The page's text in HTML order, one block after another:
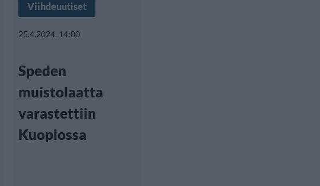
Viihdeuutiset
25.4.2024, 14:00
Speden
muistolaatta
varastettiin
Kuopiossa